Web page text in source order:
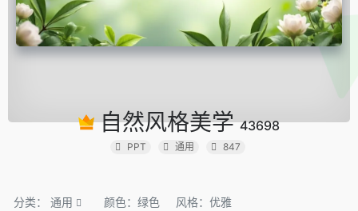
自然风格美学43698
PPT 通用 847
分类： 通用 颜色：绿色
风格：优雅